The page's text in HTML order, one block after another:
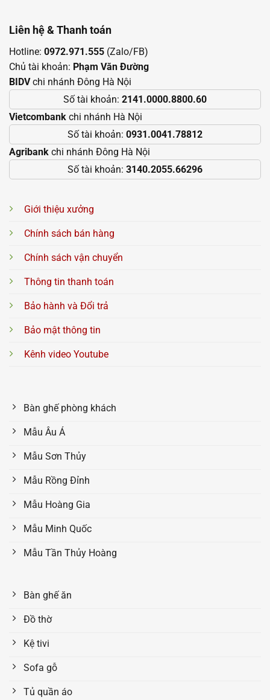
Liên hệ & Thanh toán
Hotline: 0972.971.555 (Zalo/FB)
Chủ tài khoản: Phạm Văn Đường
BIDVchi nhánh Đông Hà Nội
Số tài khoản: 2141.0000.8800.60
Vietcombank chi nhánh Hà Nội
Số tài khoản: 0931.0041.78812
Agribank chi nhánh Đông Hà Nội
Số tài khoản: 3140.2055.66296
Giới thiệu xưởng
Chính sách bán hàng
Chính sách vận chuyển
Thông tin thanh toán
Bảo hành và Đổi trả
Bảo mật thông tin
Kênh video Youtube
Bàn ghế phòng khách
Mẫu Âu Á
Mẫu Sơn Thủy
Mẫu Rồng Đỉnh
Mẫu Hoàng Gia
Mẫu Minh Quốc
Mẫu Tần Thủy Hoàng
Bàn ghế ăn
Đồ thờ
Kệ tivi
Sofa gỗ
Tủ quần áo